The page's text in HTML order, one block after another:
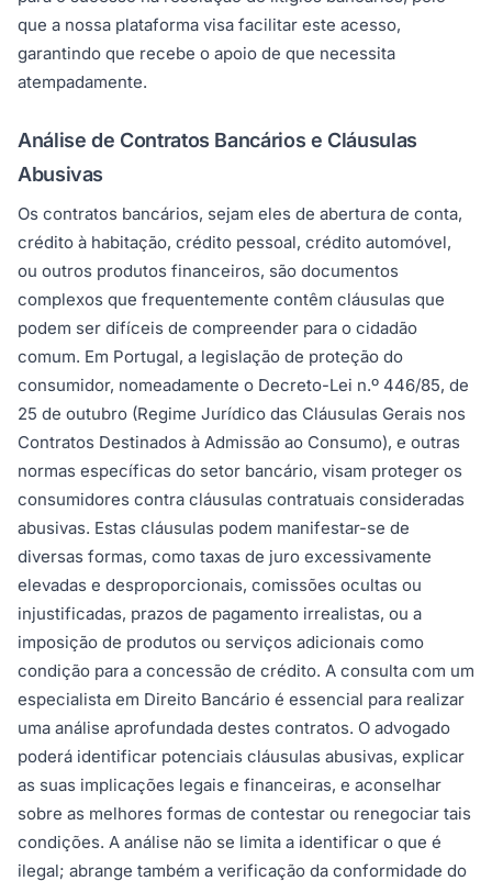
que a nossa plataforma visa facilitar este acesso,
garantindo que recebe o apoio de que necessita
atempadamente.
Análise de Contratos Bancários e Cláusulas
Abusivas
Os contratos bancários, sejam eles de abertura de conta,
crédito à habitação, crédito pessoal, crédito automóvel,
ou outros produtos financeiros, são documentos
complexos que frequentemente contêm cláusulas que
podem ser difíceis de compreender para o cidadão
comum. Em Portugal, a legislação de proteção do
consumidor, nomeadamente o Decreto-Lei n.º 446/85, de
25 de outubro (Regime Jurídico das Cláusulas Gerais nos
Contratos Destinados à Admissão ao Consumo), e outras
normas específicas do setor bancário, visam proteger os
consumidores contra cláusulas contratuais consideradas
abusivas. Estas cláusulas podem manifestar-se de
diversas formas, como taxas de juro excessivamente
elevadas e desproporcionais, comissões ocultas ou
injustificadas, prazos de pagamento irrealistas, ou a
imposição de produtos ou serviços adicionais como
condição para a concessão de crédito. A consulta com um
especialista em Direito Bancário é essencial para realizar
uma análise aprofundada destes contratos. O advogado
poderá identificar potenciais cláusulas abusivas, explicar
as suas implicações legais e financeiras, e aconselhar
sobre as melhores formas de contestar ou renegociar tais
condições. A análise não se limita a identificar o que é
ilegal; abrange também a verificação da conformidade do